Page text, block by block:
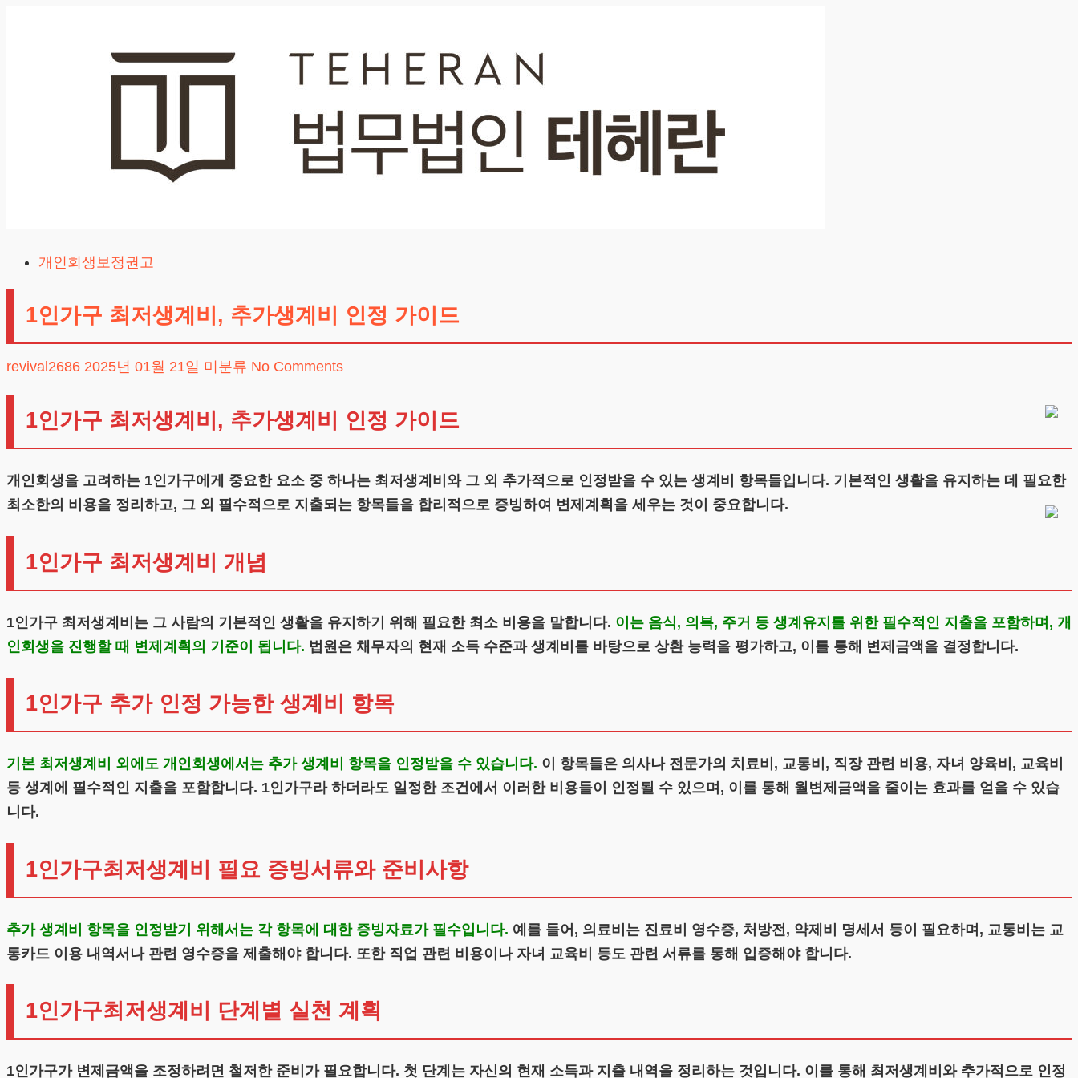
개인회생보정권고
1인가구 최저생계비, 추가생계비 인정 가이드
revival2686 2025년 01월 21일 미분류 No Comments
1인가구 최저생계비, 추가생계비 인정 가이드
개인회생을 고려하는 1인가구에게 중요한 요소 중 하나는 최저생계비와 그 외 추가적으로 인정받을 수 있는 생계비 항목들입니다. 기본적인 생활을 유지하는 데 필요한
최소한의 비용을 정리하고, 그 외 필수적으로 지출되는 항목들을 합리적으로 증빙하여 변제계획을 세우는 것이 중요합니다.
1인가구 최저생계비 개념
1인가구 최저생계비는 그 사람의 기본적인 생활을 유지하기 위해 필요한 최소 비용을 말합니다. 이는 음식, 의복, 주거 등 생계유지를 위한 필수적인 지출을 포함하며, 개
인회생을 진행할 때 변제계획의 기준이 됩니다. 법원은 채무자의 현재 소득 수준과 생계비를 바탕으로 상환 능력을 평가하고, 이를 통해 변제금액을 결정합니다.
1인가구 추가 인정 가능한 생계비 항목
기본 최저생계비 외에도 개인회생에서는 추가 생계비 항목을 인정받을 수 있습니다. 이 항목들은 의사나 전문가의 치료비, 교통비, 직장 관련 비용, 자녀 양육비, 교육비
등 생계에 필수적인 지출을 포함합니다. 1인가구라 하더라도 일정한 조건에서 이러한 비용들이 인정될 수 있으며, 이를 통해 월변제금액을 줄이는 효과를 얻을 수 있습
니다.
1인가구최저생계비 필요 증빙서류와 준비사항
추가 생계비 항목을 인정받기 위해서는 각 항목에 대한 증빙자료가 필수입니다. 예를 들어, 의료비는 진료비 영수증, 처방전, 약제비 명세서 등이 필요하며, 교통비는 교
통카드 이용 내역서나 관련 영수증을 제출해야 합니다. 또한 직업 관련 비용이나 자녀 교육비 등도 관련 서류를 통해 입증해야 합니다.
1인가구최저생계비 단계별 실천 계획
1인가구가 변제금액을 조정하려면 철저한 준비가 필요합니다. 첫 단계는 자신의 현재 소득과 지출 내역을 정리하는 것입니다. 이를 통해 최저생계비와 추가적으로 인정